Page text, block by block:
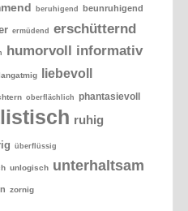
beruhigend beunruhigend
ermüdend erschütternd
humorvoll informativ
liebevoll
oberflächlich phantasievoll
ruhig
überflüssig
unlogisch unterhaltsam
zornig